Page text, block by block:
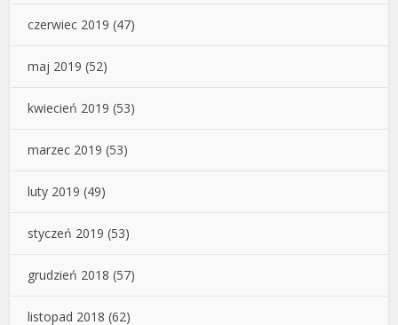
czerwiec 2019 (47)
maj 2019 (52)
kwiecień 2019 (53)
marzec 2019 (53)
luty 2019 (49)
styczeń 2019 (53)
grudzień 2018 (57)
listopad 2018 (62)